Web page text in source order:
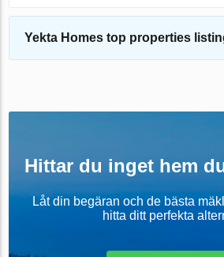
Yekta Homes top properties
Hittar du inget hem
Låt din begäran och de bästa
hitta ditt perfekta